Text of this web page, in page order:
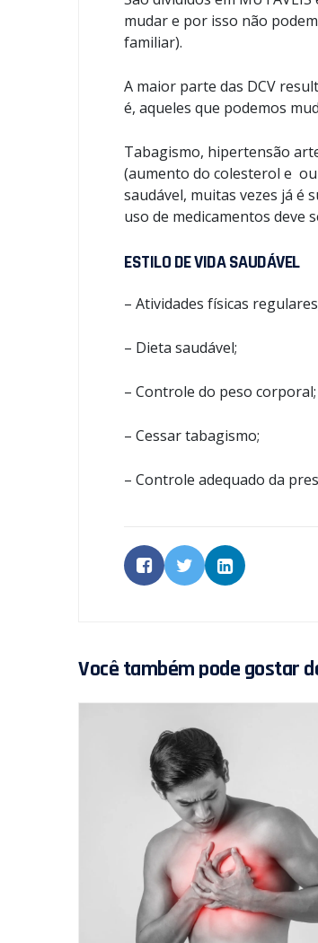
mudar e por isso não
familiar).
A maior parte das DCV
é, aqueles que podemos
Tabagismo, hipertensão
(aumento do colesterol e ou
saudável, muitas vezes já é
uso de medicamentos deve
ESTILO DE VIDA SAUDÁVEL
– Atividades físicas
– Dieta saudável;
– Controle do peso corporal;
– Cessar tabagismo;
– Controle adequado da
Você também pode gostar